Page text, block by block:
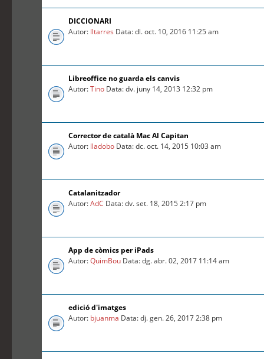
DICCIONARI
Autor: lltarres Data: dl. oct. 10, 2016 11:25 am
Libreoffice no guarda els canvis
Autor:Tino Data: dv. juny 14, 2013 12:32 pm
Corrector de català Mac Al Capitan
Autor: lladobo Data: dc. oct. 14, 2015 10:03 am
Catalanitzador
Autor:AdC Data: dv. set. 18, 2015 2:17 pm
App de còmics per iPads
Autor:QuimBou Data: dg. abr. 02, 2017 11:14 am
edició d'imatges
Autor: bjuanma Data: dj. gen. 26, 2017 2:38 pm